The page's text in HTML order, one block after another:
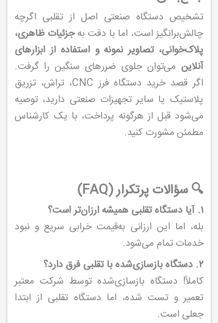
تشخیص دستگاه صنعتی اصل از تقلبی اگرچه
چالش‌برانگیز است، اما با دقت بهجزئیات ظاهری،
پلاک‌خوانی، تصاویر نمونه و استفاده از ابزارهای
آنلاین می‌توان جلوی ضررهای سنگین را گرفت.
اگر قصد خرید دستگاه فرز CNC، تراش، تزریق
پلاستیک یا سایر تجهیزات صنعتی دارید، توصیه
می‌شود قبل از هرگونه پرداخت، با یک کارشناس
مطمئن مشورت کنید.
🔍 سؤالات پرتکرار (FAQ)
۱. آیا دستگاه تقلبی همیشه ارزان‌تر است؟
بله، اما این ارزانی به‌قیمت خرابی سریع و نبود
خدمات تمام می‌شود.
۲. دستگاه بازسازی‌شده با تقلبی فرق دارد؟
کاملاً! دستگاه بازسازی‌شده توسط شرکت معتبر
تعمیر و تست شده، اما دستگاه تقلبی از ابتدا
جعلی است.